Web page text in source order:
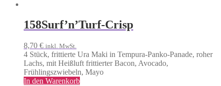
158Surf’n’Turf-Crisp
8,70 € inkl. MwSt.
4 Stück, frittierte Ura Maki in Tempura-Panko-Panade, roher
Lachs, mit Heißluft frittierter Bacon, Avocado,
Frühlingszwiebeln, Mayo
In den Warenkorb